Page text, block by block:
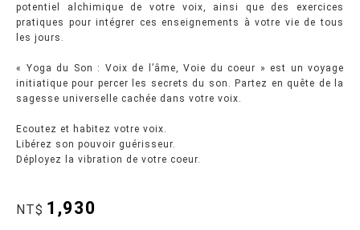
potentiel alchimique de votre voix, ainsi que des exercices
pratiques pour intégrer ces enseignements à votre vie de tous
les jours.
« Yoga du Son : Voix de l’âme, Voie du coeur » est un voyage
initiatique pour percer les secrets du son. Partez en quête de la
sagesse universelle cachée dans votre voix.
Ecoutez et habitez votre voix.
Libérez son pouvoir guérisseur.
Déployez la vibration de votre coeur.
NT$ 1,930